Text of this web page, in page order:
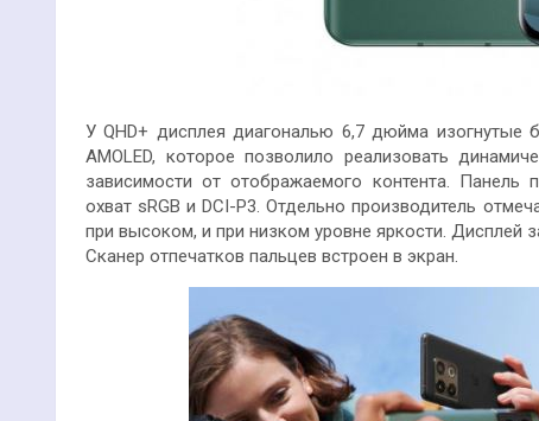
У QHD+ дисплея диагональю 6,7 дюйма изогнутые
AMOLED, которое позволило реализовать
зависимости от отображаемого контента. Панель
охват sRGB и DCI-P3. Отдельно производитель
при высоком, и при низком уровне яркости. Дисплей
Сканер отпечатков пальцев встроен в экран.